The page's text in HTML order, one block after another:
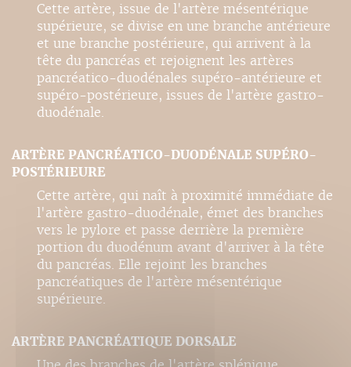
Cette artère, issue de l'artère mésentérique
supérieure, se divise en une branche antérieure
et une branche postérieure, qui arrivent à la
tête du pancréas et rejoignent les artères
pancréatico-duodénales supéro-antérieure et
supéro-postérieure, issues de l'artère gastro-
duodénale.
ARTÈRE PANCRÉATICO-DUODÉNALE SUPÉRO-
POSTÉRIEURE
Cette artère, qui naît à proximité immédiate de
l'artère gastro-duodénale, émet des branches
vers le pylore et passe derrière la première
portion du duodénum avant d'arriver à la tête
du pancréas. Elle rejoint les branches
pancréatiques de l'artère mésentérique
supérieure.
ARTÈRE PANCRÉATIQUE DORSALE